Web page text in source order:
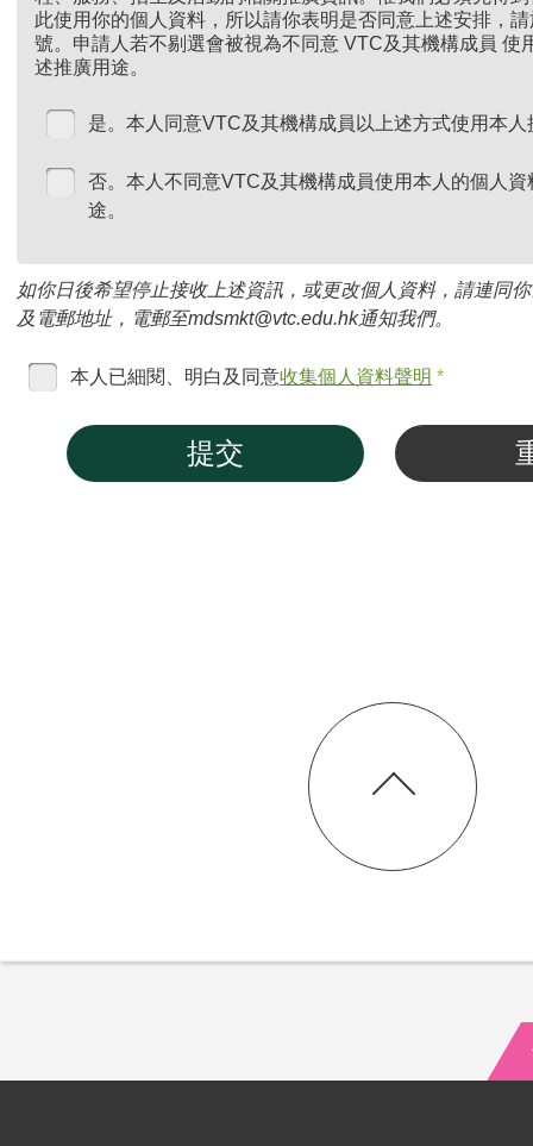
此使用你的個人資料，所以請你表明是否同意上述安排，
號。申請人若不剔選會被視為不同意 VTC及其機構成員 使
述推廣用途。
是。本人同意VTC及其機構成員以上述方式使用本
否。本人不同意VTC及其機構成員使用本人的個人
途。
如你日後希望停止接收上述資訊，或更改個人資料，請連同
及電郵地址，電郵至mdsmkt@vtc.edu.hk通知我們。
本人已細閱、明白及同意收集個人資料聲明 *
提交